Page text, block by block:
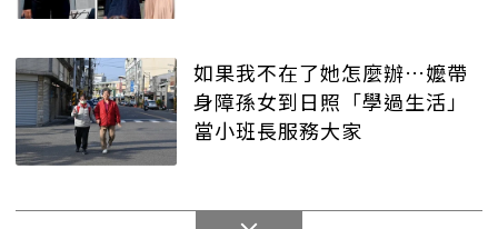
如果我不在了她怎麼辦…嬤帶
身障孫女到日照「學過生活」
當小班長服務大家